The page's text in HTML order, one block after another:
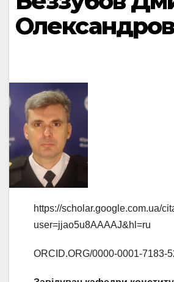
https://scholar.google.com.ua/
user=jjao5u8AAAAJ&hl=ru
ORCID.ORG/0000-0001-7183-